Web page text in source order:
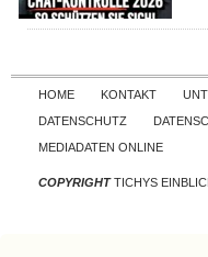
HOME KONTAKT
DATENSCHUTZ
MEDIADATEN ONLINE
COPYRIGHTTICHYS